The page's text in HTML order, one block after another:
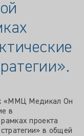
«ММЦ Медикал Он
в
проекта
в общей